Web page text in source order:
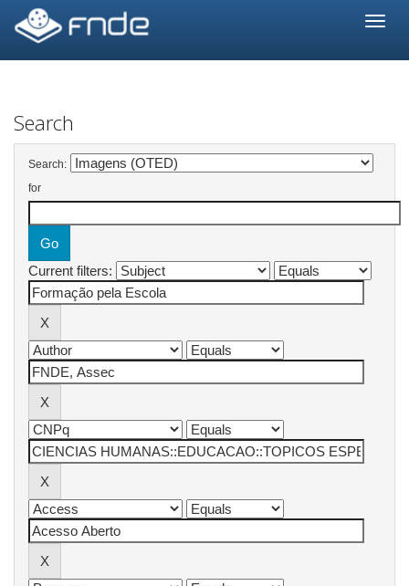
navigation
Search
Search:
for
Current filters: